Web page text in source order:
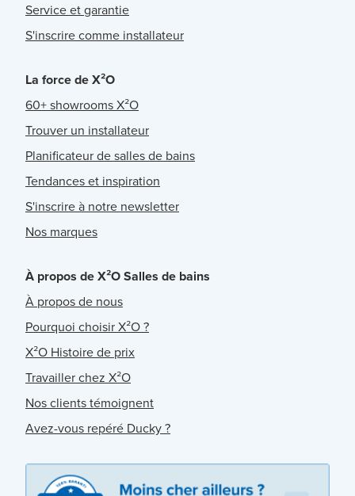
Service et garantie
S'inscrire comme installateur
La force de X²O
60+ showrooms X²O
Trouver un installateur
Planificateur de salles de bains
Tendances et inspiration
S'inscrire à notre newsletter
Nos marques
À propos de X²O Salles de bains
À propos de nous
Pourquoi choisir X²O ?
X²O Histoire de prix
Travailler chez X²O
Nos clients témoignent
Avez-vous repéré Ducky ?